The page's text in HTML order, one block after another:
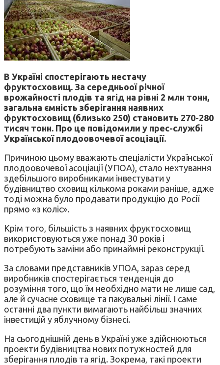
В Україні спостерігають нестачу
фруктосховищ. За середньоої річної
врожайності плодів та ягід на рівні 2 млн тонн,
загальна ємність зберігання наявних
фруктосховищ (близько 250) становить 270-280
тисяч тонн. Про це повідомили у прес-службі
Української плодоовочевої асоціації.
Причиною цьому вважають спеціалісти Української
плодоовочевої асоціації (УПОА), стало нехтування
здебільшого виробниками інвестувати у
будівництво сховищ кількома роками раніше, адже
тоді можна було продавати продукцію до Росії
прямо «з коліс».
Крім того, більшість з наявних фруктосховищ
використовуються уже понад 30 років і
потребують заміни або принаймні реконструкції.
За словами представників УПОА, зараз серед
виробників спостерігається тенденція до
розуміння того, що їм необхідно мати не лише сад,
але й сучасне сховище та пакувальні лінії. І саме
останні два пункти вимагають найбільш значних
інвестицій у яблучному бізнесі.
На сьогоднішній день в Україні уже здійснюються
проекти будівництва нових потужностей для
зберігання плодів та ягід. Зокрема, такі проекти